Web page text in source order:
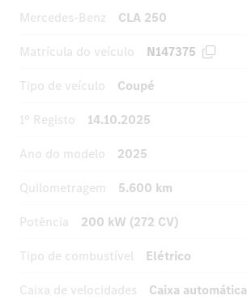
Mercedes-Benz
CLA 250
Matrícula do veículo
N147375
Tipo de veículo
Coupé
1º Registo
14.10.2025
Ano do modelo
2025
Quilometragem
5.600 km
Potência
200 kW (272 CV)
Tipo de combustível
Elétrico
Caixa de velocidades
Caixa automática